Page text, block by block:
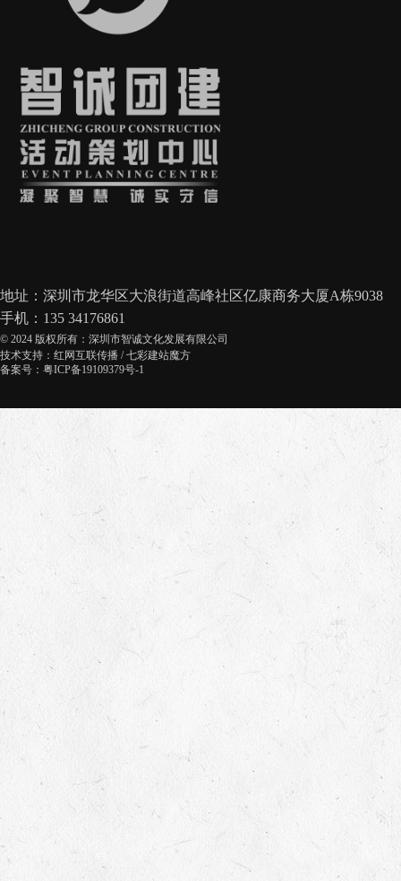
地址：深圳市龙华区大浪街道高峰社区亿康商务大厦A栋9038
手机：135 34176861
© 2024 版权所有：深圳市智诚文化发展有限公司
技术支持： 红网互联传播 /七彩建站魔方
备案号：粤ICP备19109379号-1